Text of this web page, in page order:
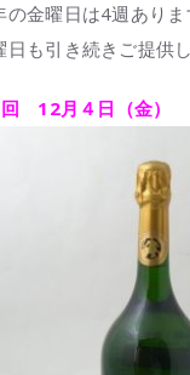
の金曜日は4週あり
日も引き続きご提供
12月４日（金）